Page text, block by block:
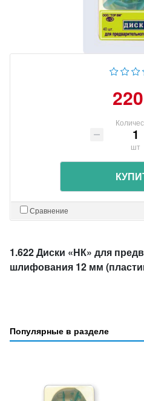
шт
Сравнение
1.622 Диски «НК» для
шлифования 12 мм
Популярные в разделе